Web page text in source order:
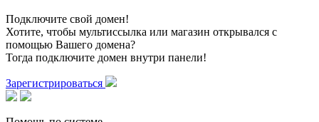
Подключите свой домен!
Хотите, чтобы мультиссылка или магазин открывался с
помощью Вашего домена?
Тогда подключите домен внутри панели!
Зарегистрироваться